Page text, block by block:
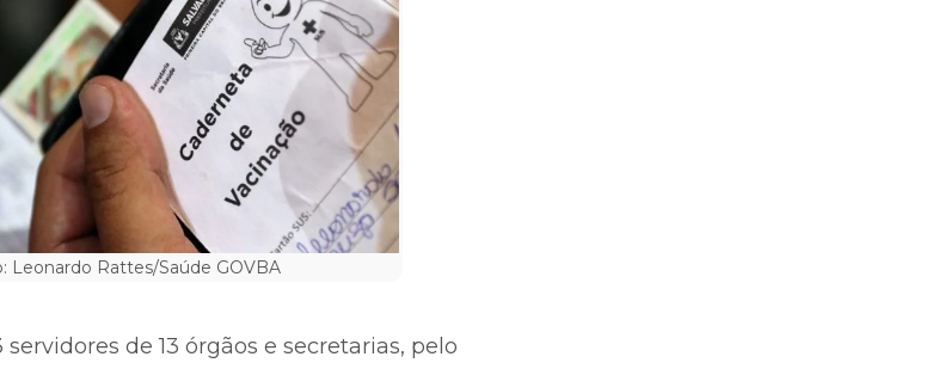
Leonardo Rattes/Saúde GOVBA
de 13 órgãos e secretarias, pelo